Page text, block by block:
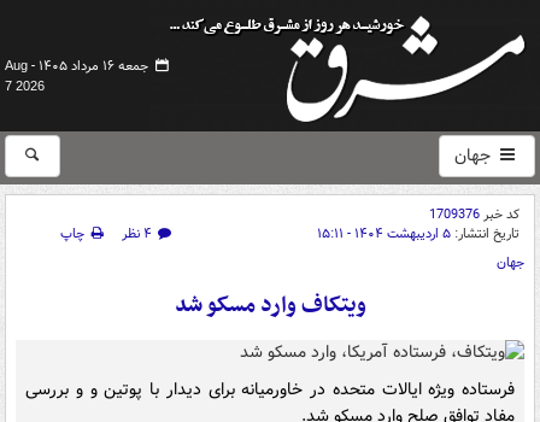
جمعه ۱۶ مرداد ۱۴۰۵ -
Aug
7 2026
جهان
کد خبر1709376
تاریخ انتشار: ۵ اردیبهشت ۱۴۰۴ - ۱۵:۱۱ ۴ نظر
چاپ
جهان
ویتکاف وارد مسکو شد
فرستاده ویژه ایالات متحده در خاورمیانه برای دیدار با پوتین و و بررسی
مفاد توافق صلح وارد مسکو شد.